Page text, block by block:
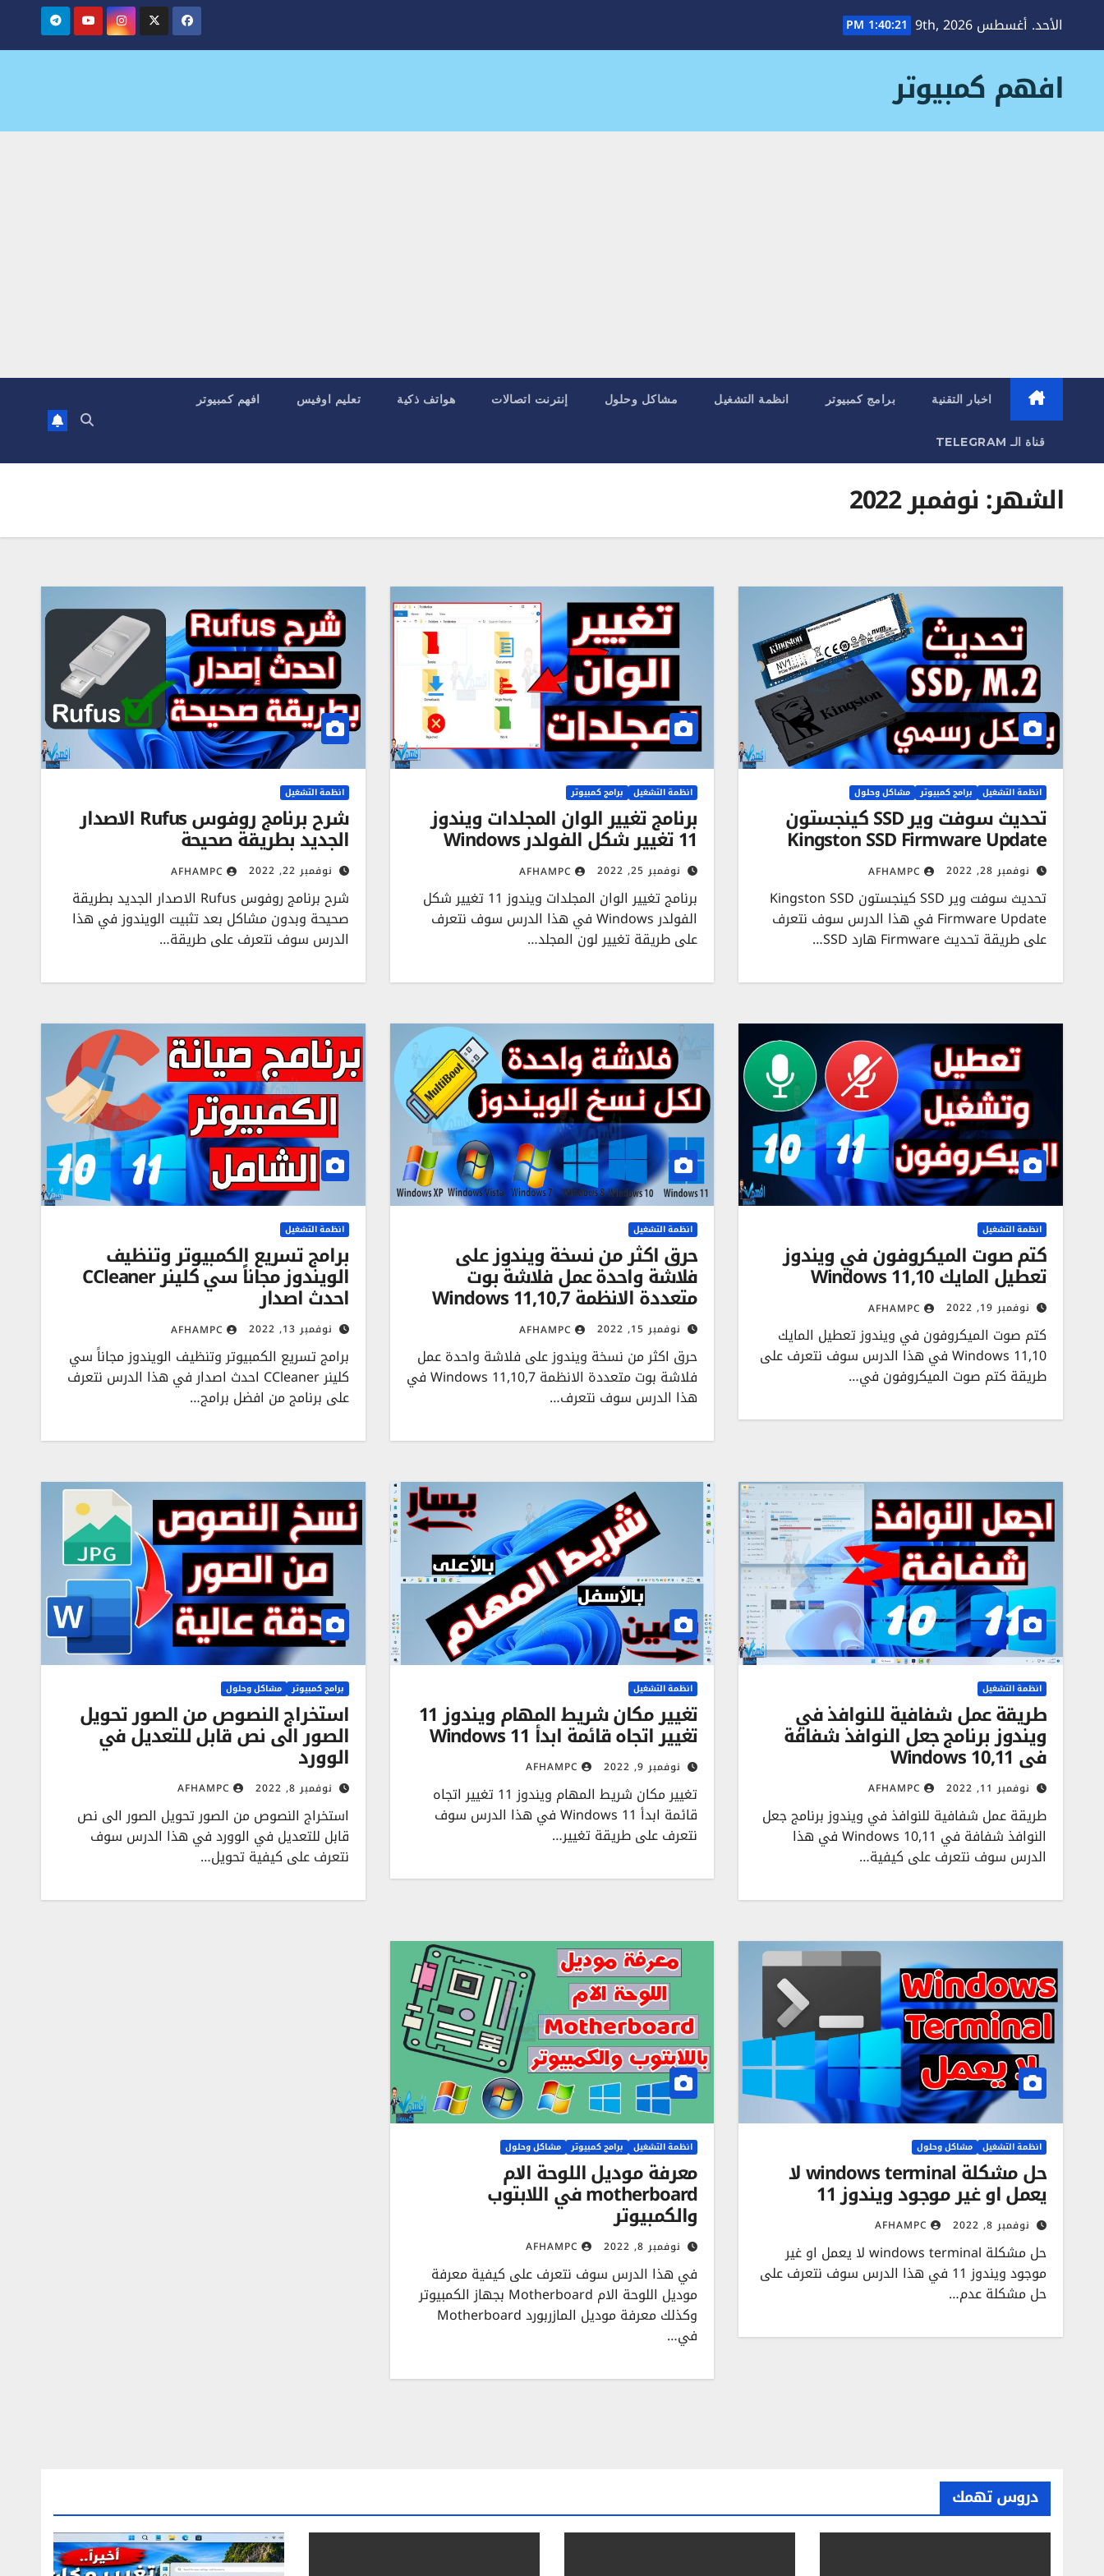
الأحد. أغسطس 9th, 2026 1:40:22 PM
افهم كمبيوتر
اخبار التقنية برامج كمبيوتر انظمة التشغيل مشاكل وحلول إنترنت اتصالات هواتف ذكية تعليم اوفيس افهم كمبيوتر
قناة الـ TELEGRAM
الشهر:نوفمبر 2022
انظمة التشغيل برامج كمبيوتر مشاكل وحلول
تحديث سوفت وير SSD كينجستون
Kingston SSD Firmware Update
نوفمبر 28, 2022 AFHAMPC
تحديث سوفت وير SSD كينجستون Kingston SSD
Firmware Update في هذا الدرس سوف نتعرف
على طريقة تحديث Firmware هارد SSD…
انظمة التشغيل برامج كمبيوتر
برنامج تغيير الوان المجلدات ويندوز
11 تغيير شكل الفولدر Windows
نوفمبر 25, 2022 AFHAMPC
برنامج تغيير الوان المجلدات ويندوز 11 تغيير شكل
الفولدر Windows في هذا الدرس سوف نتعرف
على طريقة تغيير لون المجلد…
انظمة التشغيل
شرح برنامج روفوس Rufus الاصدار
الجديد بطريقة صحيحة
نوفمبر 22, 2022 AFHAMPC
شرح برنامج روفوس Rufus الاصدار الجديد بطريقة
صحيحة وبدون مشاكل بعد تثبيت الويندوز في هذا
الدرس سوف نتعرف على طريقة…
انظمة التشغيل
كتم صوت الميكروفون في ويندوز
تعطيل المايك Windows 11,10
نوفمبر 19, 2022 AFHAMPC
كتم صوت الميكروفون في ويندوز تعطيل المايك
Windows 11,10 في هذا الدرس سوف نتعرف على
طريقة كتم صوت الميكروفون في…
انظمة التشغيل
حرق اكثر من نسخة ويندوز على
فلاشة واحدة عمل فلاشة بوت
متعددة الانظمة Windows 11,10,7
نوفمبر 15, 2022 AFHAMPC
حرق اكثر من نسخة ويندوز على فلاشة واحدة عمل
فلاشة بوت متعددة الانظمة Windows 11,10,7 في
هذا الدرس سوف نتعرف…
انظمة التشغيل
برامج تسريع الكمبيوتر وتنظيف
الويندوز مجاناً سي كلينر CCleaner
احدث اصدار
نوفمبر 13, 2022 AFHAMPC
برامج تسريع الكمبيوتر وتنظيف الويندوز مجاناً سي
كلينر CCleaner احدث اصدار في هذا الدرس نتعرف
على برنامج من افضل برامج…
انظمة التشغيل
طريقة عمل شفافية للنوافذ في
ويندوز برنامج جعل النوافذ شفافة
في Windows 10,11
نوفمبر 11, 2022 AFHAMPC
طريقة عمل شفافية للنوافذ في ويندوز برنامج جعل
النوافذ شفافة في Windows 10,11 في هذا
الدرس سوف نتعرف على كيفية…
انظمة التشغيل
تغيير مكان شريط المهام ويندوز 11
تغيير اتجاه قائمة ابدأ Windows 11
نوفمبر 9, 2022 AFHAMPC
تغيير مكان شريط المهام ويندوز 11 تغيير اتجاه
قائمة ابدأ Windows 11 في هذا الدرس سوف
نتعرف على طريقة تغيير…
برامج كمبيوتر مشاكل وحلول
استخراج النصوص من الصور تحويل
الصور الى نص قابل للتعديل في
الوورد
نوفمبر 8, 2022 AFHAMPC
استخراج النصوص من الصور تحويل الصور الى نص
قابل للتعديل في الوورد في هذا الدرس سوف
نتعرف على كيفية تحويل…
انظمة التشغيل مشاكل وحلول
حل مشكلة windows terminal لا
يعمل او غير موجود ويندوز 11
نوفمبر 8, 2022 AFHAMPC
حل مشكلة windows terminal لا يعمل او غير
موجود ويندوز 11 في هذا الدرس سوف نتعرف على
حل مشكلة عدم…
انظمة التشغيل برامج كمبيوتر مشاكل وحلول
معرفة موديل اللوحة الام
motherboard في اللابتوب
والكمبيوتر
نوفمبر 8, 2022 AFHAMPC
في هذا الدرس سوف نتعرف على كيفية معرفة
موديل اللوحة الام Motherboard بجهاز الكمبيوتر
وكذلك معرفة موديل المازربورد Motherboard
في…
دروس تهمك